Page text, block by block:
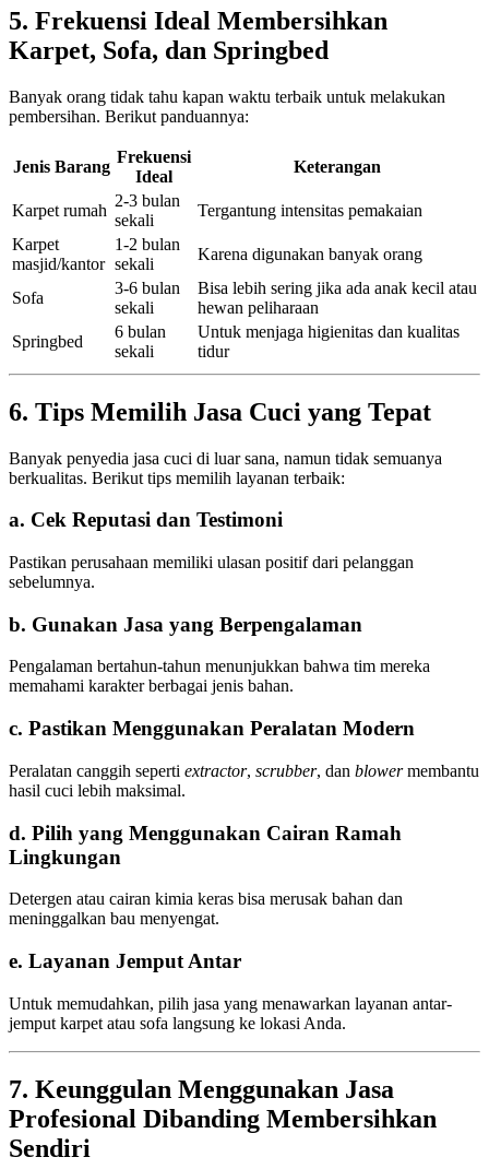
5. Frekuensi Ideal Membersihkan
Karpet, Sofa, dan Springbed
Banyak orang tidak tahu kapan waktu terbaik untuk melakukan
pembersihan. Berikut panduannya:
Jenis Barang
Frekuensi
Ideal
Keterangan
Karpet rumah
2-3 bulan
sekali
Tergantung intensitas pemakaian
Karpet
masjid/kantor
1-2 bulan
sekali
Karena digunakan banyak orang
Sofa
3-6 bulan
sekali
Bisa lebih sering jika ada anak kecil atau
hewan peliharaan
Springbed
6 bulan
sekali
Untuk menjaga higienitas dan kualitas
tidur
6. Tips Memilih Jasa Cuci yang Tepat
Banyak penyedia jasa cuci di luar sana, namun tidak semuanya
berkualitas. Berikut tips memilih layanan terbaik:
a. Cek Reputasi dan Testimoni
Pastikan perusahaan memiliki ulasan positif dari pelanggan
sebelumnya.
b. Gunakan Jasa yang Berpengalaman
Pengalaman bertahun-tahun menunjukkan bahwa tim mereka
memahami karakter berbagai jenis bahan.
c. Pastikan Menggunakan Peralatan Modern
Peralatan canggih seperti extractor, scrubber, dan blowermembantu
hasil cuci lebih maksimal.
d. Pilih yang Menggunakan Cairan Ramah
Lingkungan
Detergen atau cairan kimia keras bisa merusak bahan dan
meninggalkan bau menyengat.
e. Layanan Jemput Antar
Untuk memudahkan, pilih jasa yang menawarkan layanan antar-
jemput karpet atau sofa langsung ke lokasi Anda.
7. Keunggulan Menggunakan Jasa
Profesional Dibanding Membersihkan
Sendiri